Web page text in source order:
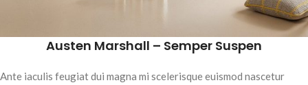
Austen Marshall – Semper Suspen
Ante iaculis feugiat dui magna mi scelerisque euismod nascetur